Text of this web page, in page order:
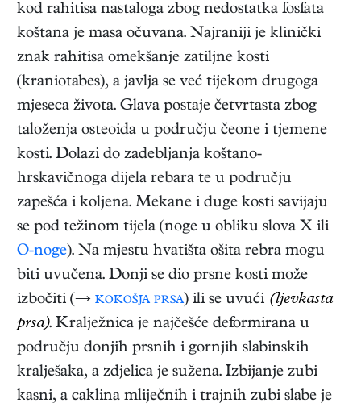
kod rahitisa nastaloga zbog nedostatka fosfata
koštana je masa očuvana. Najraniji je klinički
znak rahitisa omekšanje zatiljne kosti
(kraniotabes), a javlja se već tijekom drugoga
mjeseca života. Glava postaje četvrtasta zbog
taloženja osteoida u području čeone i tjemene
kosti. Dolazi do zadebljanja koštano-
hrskavičnoga dijela rebara te u području
zapešća i koljena. Mekane i duge kosti savijaju
se pod težinom tijela (noge u obliku slova X ili
O-noge). Na mjestu hvatišta ošita rebra mogu
biti uvučena. Donji se dio prsne kosti može
izbočiti (→ kokošja prsa) ili se uvući (ljevkasta
prsa). Kralježnica je najčešće deformirana u
području donjih prsnih i gornjih slabinskih
kralješaka, a zdjelica je sužena. Izbijanje zubi
kasni, a caklina mliječnih i trajnih zubi slabe je